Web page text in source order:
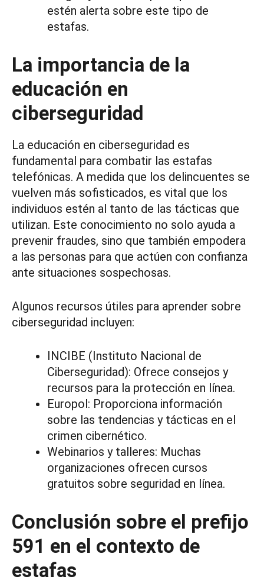
estén alerta sobre este tipo de
estafas.
La importancia de la
educación en
ciberseguridad
La educación en ciberseguridad es
fundamental para combatir las estafas
telefónicas. A medida que los delincuentes se
vuelven más sofisticados, es vital que los
individuos estén al tanto de las tácticas que
utilizan. Este conocimiento no solo ayuda a
prevenir fraudes, sino que también empodera
a las personas para que actúen con confianza
ante situaciones sospechosas.
Algunos recursos útiles para aprender sobre
ciberseguridad incluyen:
INCIBE (Instituto Nacional de
Ciberseguridad): Ofrece consejos y
recursos para la protección en línea.
Europol: Proporciona información
sobre las tendencias y tácticas en el
crimen cibernético.
Webinarios y talleres: Muchas
organizaciones ofrecen cursos
gratuitos sobre seguridad en línea.
Conclusión sobre el prefijo
591 en el contexto de
estafas